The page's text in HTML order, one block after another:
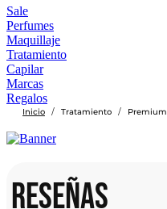
Sale
Perfumes
Maquillaje
Tratamiento
Capilar
Marcas
Regalos
Inicio / Tratamiento / Premium
RESEÑAS